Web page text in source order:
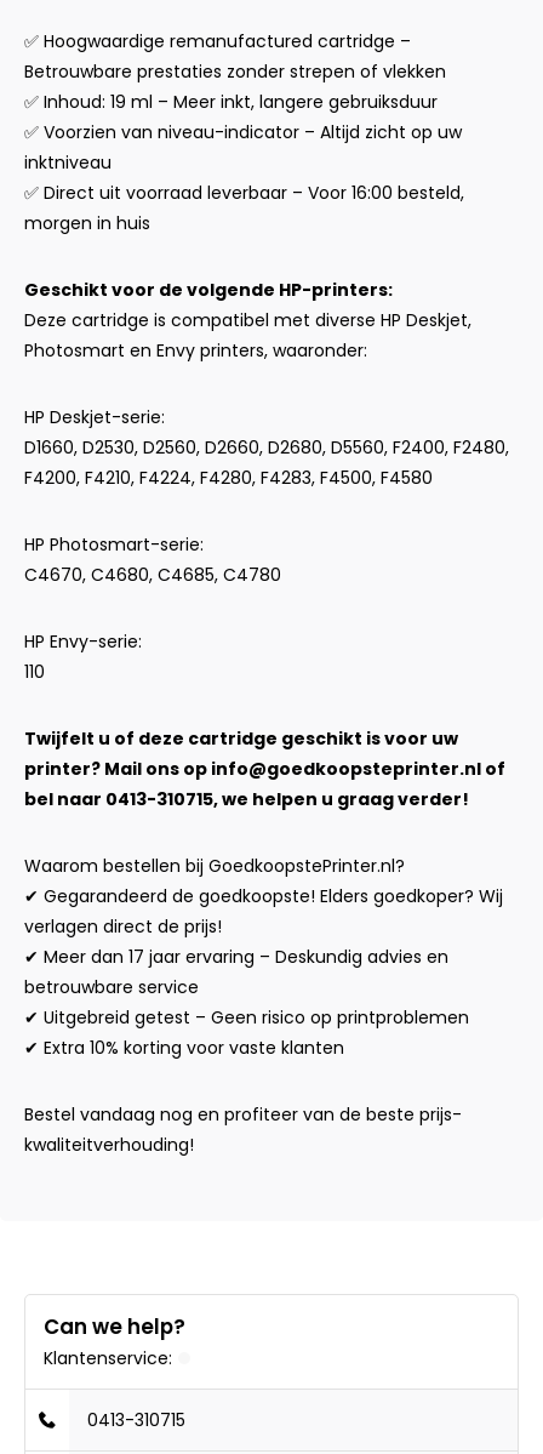
✅ Hoogwaardige remanufactured cartridge –
Betrouwbare prestaties zonder strepen of vlekken
✅ Inhoud: 19 ml – Meer inkt, langere gebruiksduur
✅ Voorzien van niveau-indicator – Altijd zicht op uw
inktniveau
✅ Direct uit voorraad leverbaar – Voor 16:00 besteld,
morgen in huis
Geschikt voor de volgende HP-printers:
Deze cartridge is compatibel met diverse HP Deskjet,
Photosmart en Envy printers, waaronder:
HP Deskjet-serie:
D1660, D2530, D2560, D2660, D2680, D5560, F2400, F2480,
F4200, F4210, F4224, F4280, F4283, F4500, F4580
HP Photosmart-serie:
C4670, C4680, C4685, C4780
HP Envy-serie:
110
Twijfelt u of deze cartridge geschikt is voor uw
printer? Mail ons op info@goedkoopsteprinter.nl of
bel naar 0413-310715, we helpen u graag verder!
Waarom bestellen bij GoedkoopstePrinter.nl?
✔ Gegarandeerd de goedkoopste! Elders goedkoper? Wij
verlagen direct de prijs!
✔ Meer dan 17 jaar ervaring – Deskundig advies en
betrouwbare service
✔ Uitgebreid getest – Geen risico op printproblemen
✔ Extra 10% korting voor vaste klanten
Bestel vandaag nog en profiteer van de beste prijs-
kwaliteitverhouding!
Can we help?
Klantenservice:
0413-310715